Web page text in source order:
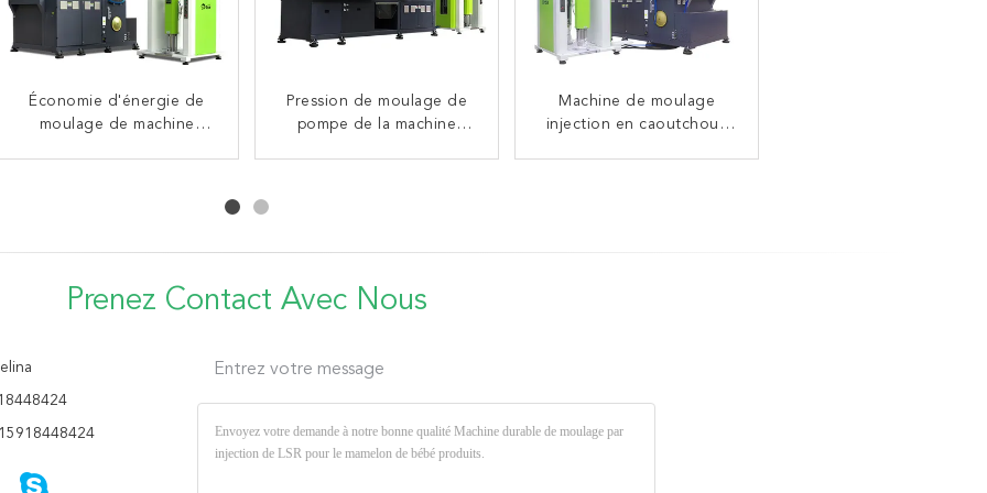
Économie d'énergie de
moulage de machine
Pression de moulage de
pompe de la machine
Machine de moulage
injection en caoutchouc
Machine automatique de
moulage par injection de
Prenez Contact Avec Nous
Entrez votre message